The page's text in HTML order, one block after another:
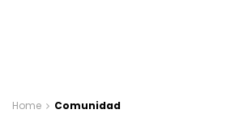
Home Comunidad